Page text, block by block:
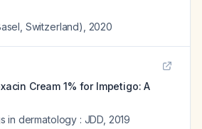
Switzerland)
2020
Cream 1% for Impetigo: A
in dermatology : JDD 2019